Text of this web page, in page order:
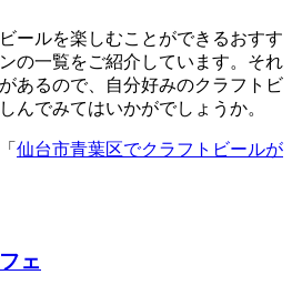
ールを楽しむことができるおすす
の一覧をご紹介しています。それ
あるので、自分好みのクラフトビ
んでみてはいかがでしょうか。
仙台市青葉区でクラフトビールが
ェ